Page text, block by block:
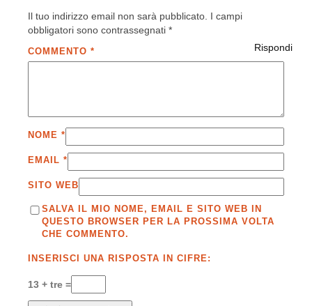
Rispondi
Il tuo indirizzo email non sarà pubblicato. I campi
obbligatori sono contrassegnati *
COMMENTO *
NOME *
EMAIL *
SITO WEB
SALVA IL MIO NOME, EMAIL E SITO WEB IN
QUESTO BROWSER PER LA PROSSIMA VOLTA
CHE COMMENTO.
INSERISCI UNA RISPOSTA IN CIFRE:
13 + tre =